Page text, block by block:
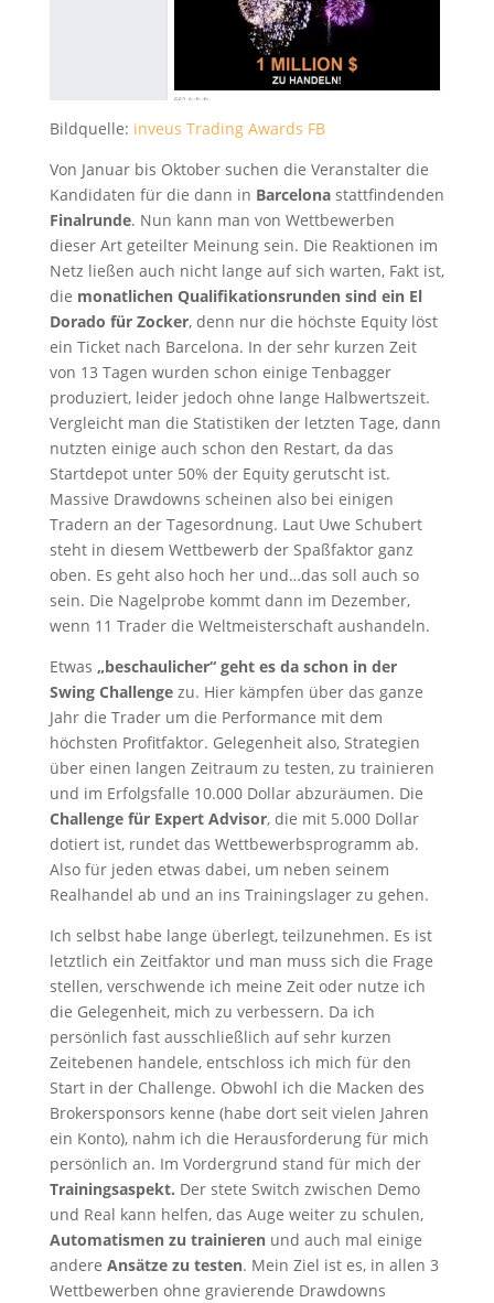
Bildquelle: inveus Trading Awards FB
Von Januar bis Oktober suchen die Veranstalter die
Kandidaten für die dann in Barcelonastattfindenden
Finalrunde. Nun kann man von Wettbewerben
dieser Art geteilter Meinung sein. Die Reaktionen im
Netz ließen auch nicht lange auf sich warten, Fakt ist,
die monatlichen Qualifikationsrunden sind ein El
Dorado für Zocker, denn nur die höchste Equity löst
ein Ticket nach Barcelona. In der sehr kurzen Zeit
von 13 Tagen wurden schon einige Tenbagger
produziert, leider jedoch ohne lange Halbwertszeit.
Vergleicht man die Statistiken der letzten Tage, dann
nutzten einige auch schon den Restart, da das
Startdepot unter 50% der Equity gerutscht ist.
Massive Drawdowns scheinen also bei einigen
Tradern an der Tagesordnung. Laut Uwe Schubert
steht in diesem Wettbewerb der Spaßfaktor ganz
oben. Es geht also hoch her und…das soll auch so
sein. Die Nagelprobe kommt dann im Dezember,
wenn 11 Trader die Weltmeisterschaft aushandeln.
Etwas „beschaulicher“ geht es da schon in der
Swing Challengezu. Hier kämpfen über das ganze
Jahr die Trader um die Performance mit dem
höchsten Profitfaktor. Gelegenheit also, Strategien
über einen langen Zeitraum zu testen, zu trainieren
und im Erfolgsfalle 10.000 Dollar abzuräumen. Die
Challenge für Expert Advisor, die mit 5.000 Dollar
dotiert ist, rundet das Wettbewerbsprogramm ab.
Also für jeden etwas dabei, um neben seinem
Realhandel ab und an ins Trainingslager zu gehen.
Ich selbst habe lange überlegt, teilzunehmen. Es ist
letztlich ein Zeitfaktor und man muss sich die Frage
stellen, verschwende ich meine Zeit oder nutze ich
die Gelegenheit, mich zu verbessern. Da ich
persönlich fast ausschließlich auf sehr kurzen
Zeitebenen handele, entschloss ich mich für den
Start in der Challenge. Obwohl ich die Macken des
Brokersponsors kenne (habe dort seit vielen Jahren
ein Konto), nahm ich die Herausforderung für mich
persönlich an. Im Vordergrund stand für mich der
Trainingsaspekt. Der stete Switch zwischen Demo
und Real kann helfen, das Auge weiter zu schulen,
Automatismen zu trainierenund auch mal einige
andere Ansätze zu testen. Mein Ziel ist es, in allen 3
Wettbewerben ohne gravierende Drawdowns